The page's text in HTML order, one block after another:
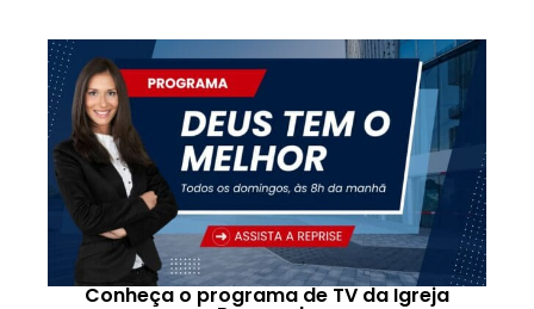
Conheça o programa de TV da Igreja